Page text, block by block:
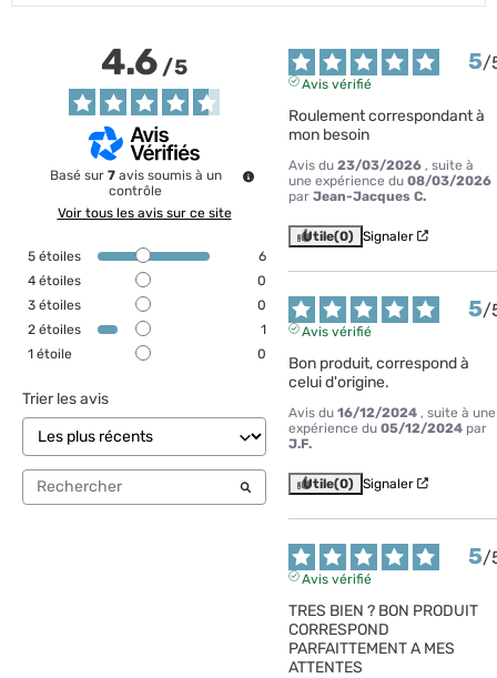
4.6/5
Basé sur 7 avis soumis à un
contrôle
Voir tous les avis sur ce site
5 étoiles
6
4 étoiles
0
3 étoiles
0
2 étoiles
1
1 étoile 0
Trier les avis
5/
Avis vérifié
Roulement correspondant à
mon besoin
Avis du 23/03/2026 , suite à
une expérience du 08/03/2026
par Jean-Jacques C.
Utile(0) Signaler
5/
Avis vérifié
Bon produit, correspond à
celui d'origine.
Avis du 16/12/2024 , suite à une
expérience du 05/12/2024 par
J.F.
Utile(0) Signaler
5/
Avis vérifié
TRES BIEN ? BON PRODUIT
CORRESPOND
PARFAITTEMENT A MES
ATTENTES